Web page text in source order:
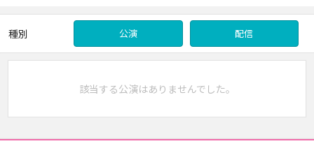
種別 公演 配信
該当する公演はありませんでした。